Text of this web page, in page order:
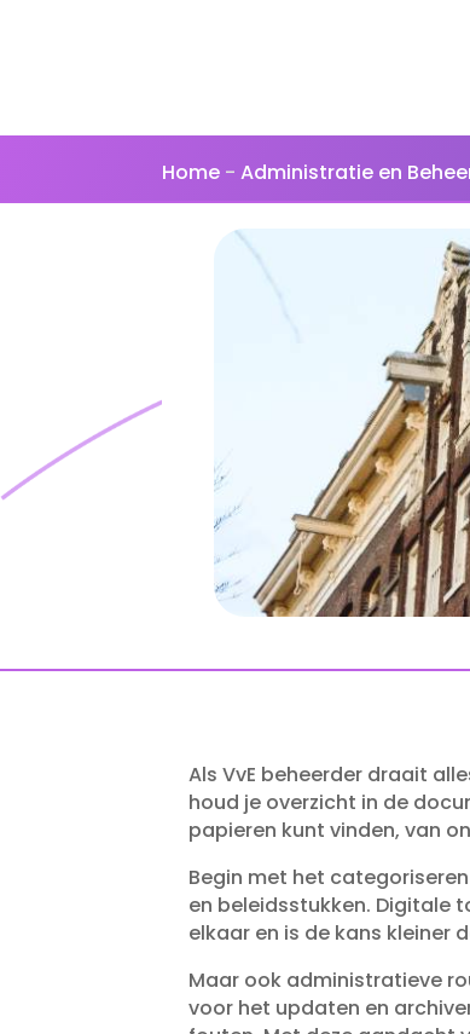
Home -Administratie en
Als VvE beheerder draait
houd je overzicht in de
papieren kunt vinden, van
Begin met het
en beleidsstukken.​ Digitale
elkaar en is de kans kleiner
Maar ook administratieve
voor het updaten en